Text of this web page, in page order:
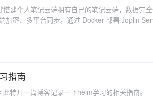
建个人笔记云端拥有自己的笔记云端，数据完
加密、多平台同步。通过 Docker 部署 Joplin
指南
特开一篇博客记录一下helm学习的相关指南。